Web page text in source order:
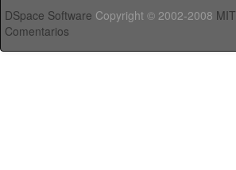
DSpace Software Copyright © 2002-2008 MIT
Comentarios